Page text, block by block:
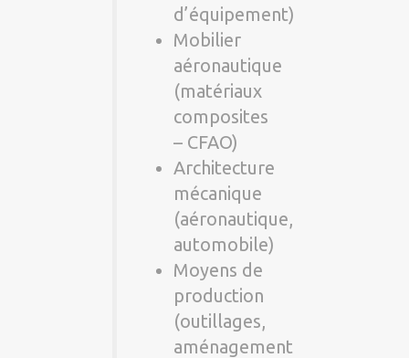
d’équipement)
Mobilier
aéronautique
(matériaux
composites
– CFAO)
Architecture
mécanique
(aéronautique,
automobile)
Moyens de
production
(outillages,
aménagement